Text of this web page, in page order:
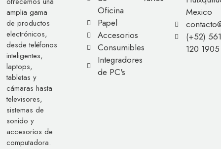
amplia gama
de productos
electrónicos,
desde teléfonos
inteligentes,
laptops,
tabletas y
cámaras hasta
televisores,
sistemas de
sonido y
accesorios de
computadora.
Oficina
Papel
Accesorios
Consumibles
Integradores
de PC's
Mexico
(+52) 561
120 1905